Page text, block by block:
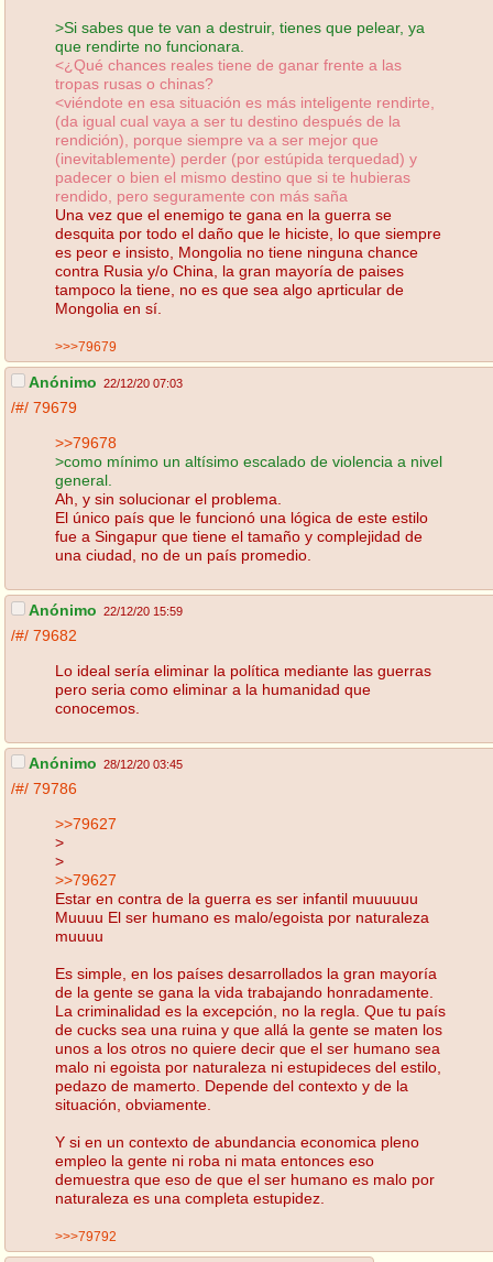
>Si sabes que te van a destruir, tienes que pelear, ya
que rendirte no funcionara.
<¿Qué chances reales tiene de ganar frente a las
tropas rusas o chinas?
<viéndote en esa situación es más inteligente rendirte,
(da igual cual vaya a ser tu destino después de la
rendición), porque siempre va a ser mejor que
(inevitablemente) perder (por estúpida terquedad) y
padecer o bien el mismo destino que si te hubieras
rendido, pero seguramente con más saña
Una vez que el enemigo te gana en la guerra se
desquita por todo el daño que le hiciste, lo que siempre
es peor e insisto, Mongolia no tiene ninguna chance
contra Rusia y/o China, la gran mayoría de paises
tampoco la tiene, no es que sea algo aprticular de
Mongolia en sí.
>>>79679
Anónimo 22/12/20 07:03
/#/ 79679
>>79678
>como mínimo un altísimo escalado de violencia a nivel
general.
Ah, y sin solucionar el problema.
El único país que le funcionó una lógica de este estilo
fue a Singapur que tiene el tamaño y complejidad de
una ciudad, no de un país promedio.
Anónimo 22/12/20 15:59
/#/ 79682
Lo ideal sería eliminar la política mediante las guerras
pero seria como eliminar a la humanidad que
conocemos.
Anónimo 28/12/20 03:45
/#/ 79786
>>79627
>
>
>>79627
Estar en contra de la guerra es ser infantil muuuuuu
Muuuu El ser humano es malo/egoista por naturaleza
muuuu
Es simple, en los países desarrollados la gran mayoría
de la gente se gana la vida trabajando honradamente.
La criminalidad es la excepción, no la regla. Que tu país
de cucks sea una ruina y que allá la gente se maten los
unos a los otros no quiere decir que el ser humano sea
malo ni egoista por naturaleza ni estupideces del estilo,
pedazo de mamerto. Depende del contexto y de la
situación, obviamente.
Y si en un contexto de abundancia economica pleno
empleo la gente ni roba ni mata entonces eso
demuestra que eso de que el ser humano es malo por
naturaleza es una completa estupidez.
>>>79792